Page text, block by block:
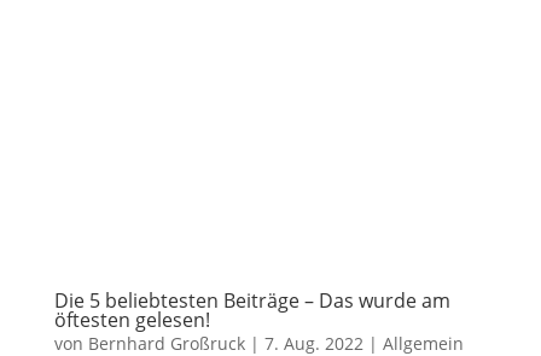
Die 5 beliebtesten Beiträge – Das wurde am
öftesten gelesen!
von Bernhard Großruck| 7. Aug. 2022| Allgemein